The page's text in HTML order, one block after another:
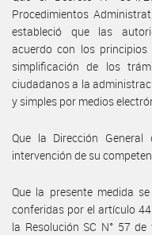
Procedimientos
estableció que las
acuerdo con los
simplificación de los
ciudadanos a la
y simples por medios
Que la Dirección
intervención de su
Que la presente medida
conferidas por el artículo
la Resolución SC N° 57